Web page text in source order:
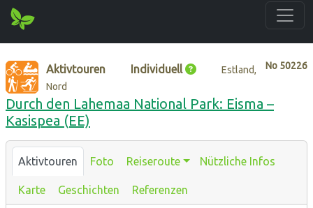
No 50226
Aktivtouren Individuell
Estland,
Nord
Durch den Lahemaa National Park: Eisma –
Kasispea (EE)
Aktivtouren Foto Reiseroute Nützliche Infos
Karte Geschichten Referenzen